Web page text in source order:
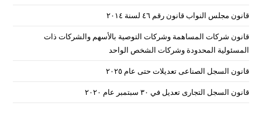
قانون مجلس النواب قانون رقم ٤٦ لسنة ٢٠١٤
قانون شركات المساهمة وشركات التوصية بالأسهم والشركات ذات
المسئولية المحدودة وشركات الشخص الواحد
قانون السجل الصناعى تعديلات حتى عام ٢٠٢٥
قانون السجل التجارى تعديل في ٣٠ سبتمبر عام ٢٠٢٠